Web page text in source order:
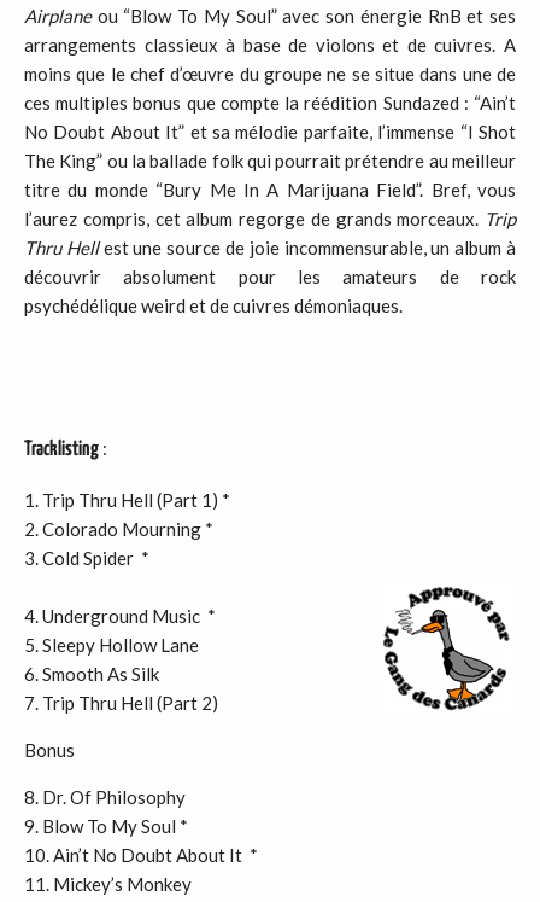
Airplaneou “Blow To My Soul” avec son énergie RnB et ses
arrangements classieux à base de violons et de cuivres. A
moins que le chef d’œuvre du groupe ne se situe dans une de
ces multiples bonus que compte la réédition Sundazed : “Ain’t
No Doubt About It” et sa mélodie parfaite, l’immense “I Shot
The King” ou la ballade folk qui pourrait prétendre au meilleur
titre du monde “Bury Me In A Marijuana Field”. Bref, vous
l’aurez compris, cet album regorge de grands morceaux. Trip
Thru Hellest une source de joie incommensurable, un album à
découvrir absolument pour les amateurs de rock
psychédélique weird et de cuivres démoniaques.
Tracklisting :
1. Trip Thru Hell (Part 1) *
2. Colorado Mourning *
3. Cold Spider *
4. Underground Music *
5. Sleepy Hollow Lane
6. Smooth As Silk
7. Trip Thru Hell (Part 2)
Bonus
8. Dr. Of Philosophy
9. Blow To My Soul *
10. Ain’t No Doubt About It *
11. Mickey’s Monkey